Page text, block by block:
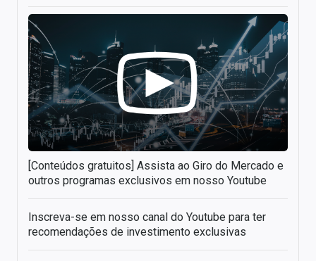
[Conteúdos gratuitos] Assista ao Giro do Mercado e
outros programas exclusivos em nosso Youtube
Inscreva-se em nosso canal do Youtube para ter
recomendações de investimento exclusivas